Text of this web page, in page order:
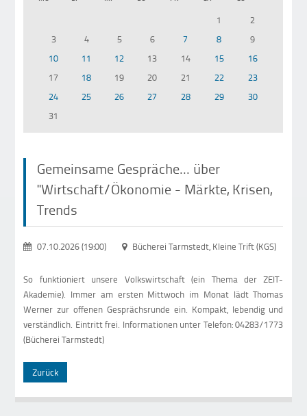
1
2
3
4 5 6 7 8
9
10
11 12 13 14 15
16
17
18 19 20 21 22
23
24
25 26 27 28 29
30
31
Gemeinsame Gespräche... über
"Wirtschaft/Ökonomie - Märkte, Krisen,
Trends
07.10.2026 (19:00) Bücherei Tarmstedt, Kleine Trift (KGS)
So funktioniert unsere Volkswirtschaft (ein Thema der ZEIT-
Akademie). Immer am ersten Mittwoch im Monat lädt Thomas
Werner zur offenen Gesprächsrunde ein. Kompakt, lebendig und
verständlich. Eintritt frei. Informationen unter Telefon: 04283/1773
(Bücherei Tarmstedt)
Zurück